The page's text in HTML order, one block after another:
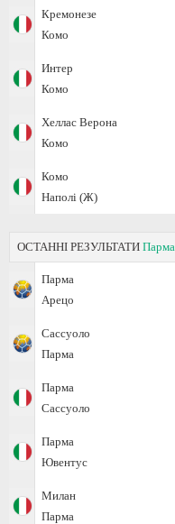
Кремонезе
Комо
Интер
Комо
Хеллас Верона
Комо
Комо
Наполі (Ж)
ОСТАННІ РЕЗУЛЬТАТИ Парма
Парма
Арецо
Сассуоло
Парма
Парма
Сассуоло
Парма
Ювентус
Милан
Парма